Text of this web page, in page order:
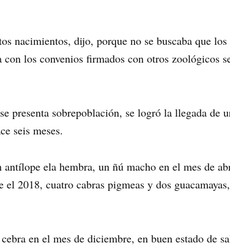
nacimientos, dijo, porque no se buscaba que
los convenios firmados con otros zoológicos
presenta sobrepoblación, se logró la llegada de
seis meses.
ela hembra, un ñú macho en el mes de
2018, cuatro cabras pigmeas y dos
en el mes de diciembre, en buen estado de